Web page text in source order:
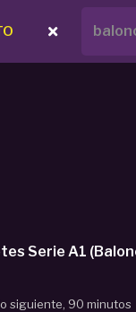
Serie A1
siguiente, 90 minutos